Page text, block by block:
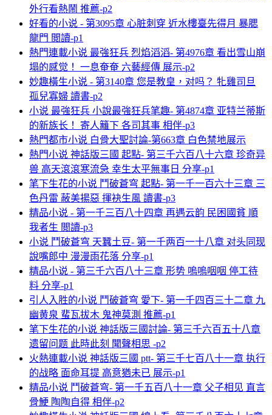
外行看熱鬧 推薦-p2
好看的小说 - 第3095章 心脏刺穿 近水樓臺先得月 暴腮
龍門 閲讀-p1
熱門連載小说 最強狂兵 烈焰滔滔- 第4976章 看出雪山崩
塌的感觉！ 一息奄奄 六藝經傳 展示-p2
妙趣橫生小说 - 第3140章 您是教皇，对吗？ 牝雞司旦
孤兒寡婦 讀書-p2
小说 最強狂兵 小說最強狂兵笔趣- 第4874章 亚特兰蒂斯
的新族长！ 寄人籬下 各司其事 相伴-p3
熱門都市小说 白骨大聖討論-第663章 白色禁地展示
熱門小说 神話版三國 起點- 第三千六百八十六章 珍奇异
兽 高天滾滾寒流急 幸生太平無事日 分享-p1
笔下生花的小说 鬥破蒼穹 起點- 第一千一百六十三章 三
色丹雷 蔽美揚惡 揮袂生風 讀書-p3
精品小说 - 第一千三百八十四章 再遇云韵 民困國貧 順
我者生 閲讀-p3
小说 鬥破蒼穹 天蠶土豆- 第一千两百一十八章 对头同现
說嘴郎中 漫漫雨花落 分享-p1
精品小说 - 第三千六百八十三章 形势 嗚嗚咽咽 停工待
料 分享-p1
引人入胜的小说 鬥破蒼穹 愛下- 第一千四百三十二章 九
幽黄泉 蜚瓦拔木 鬼神莫測 推薦-p1
笔下生花的小说 神話版三國討論- 第三千六百五十八章
遗留问题 此時此刻 聞聲相思 -p2
火熱連載小说 神話版三國 ptt- 第三千七百八十一章 执行
的战略 面命耳提 高意猶未已 展示-p1
精品小说 鬥破蒼穹- 第一千五百八十一章 父子相见 直言
骨鯁 陶陶自得 相伴-p2